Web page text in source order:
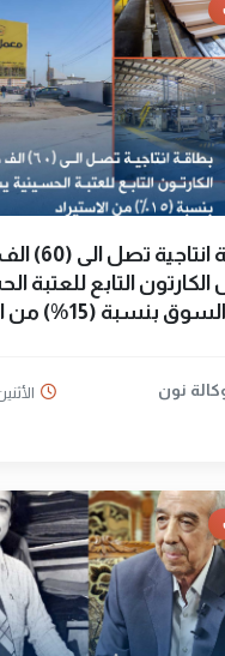
بطاقة
التابع للعتبة
بنسبة (15%) من الاستيراد
نون الأثنين 17 تموز